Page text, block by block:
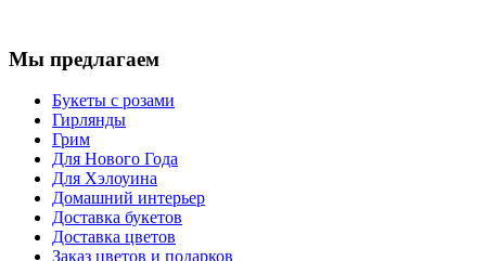
Мы предлагаем
Букеты с розами
Гирлянды
Грим
Для Нового Года
Для Хэлоуина
Домашний интерьер
Доставка букетов
Доставка цветов
Заказ цветов и подарков